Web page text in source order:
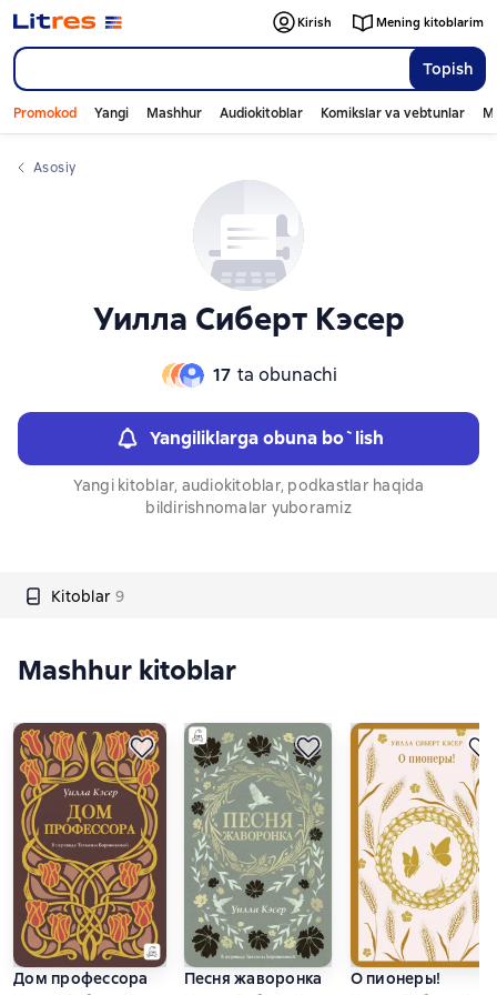
Topish
Kirish Mening kitoblarim
Promokod Yangi Mashhur Audiokitoblar Komikslar va vebtunlar
Asosiy
Уилла Сиберт Кэсер
17 ta obunachi
Yangiliklarga obuna bo`lish
Yangi kitoblar, audiokitoblar, podkastlar haqida
bildirishnomalar yuboramiz
Kitoblar 9
Слайдер с книгами
Mashhur kitoblar
Дом профессора
Песня жаворонка
О пионеры!
Слайдер с книгами